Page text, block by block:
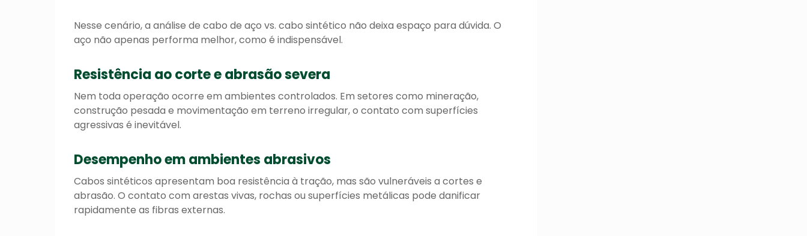
Nesse cenário, a análise de cabo de aço vs. cabo sintético não deixa espaço para dúvida. O
aço não apenas performa melhor, como é indispensável.
Resistência ao corte e abrasão severa
Nem toda operação ocorre em ambientes controlados. Em setores como mineração,
construção pesada e movimentação em terreno irregular, o contato com superfícies
agressivas é inevitável.
Desempenho em ambientes abrasivos
Cabos sintéticos apresentam boa resistência à tração, mas são vulneráveis a cortes e
abrasão. O contato com arestas vivas, rochas ou superfícies metálicas pode danificar
rapidamente as fibras externas.